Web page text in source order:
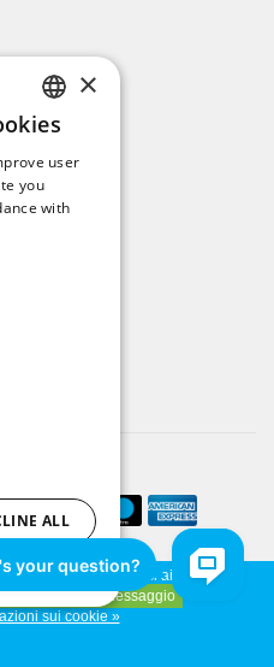
e
Beach flags
BV
l'utilizzo di cookie ci aiuteranno a
questo messaggio
sui cookie »
ENGLISH
DUTCH
GERMAN
×
user
you
with
ALL